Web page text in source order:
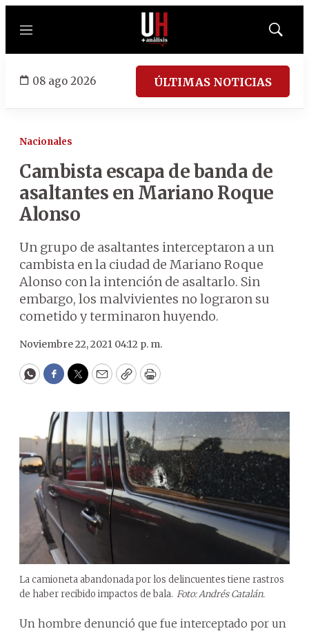
Menú
Mostrar
08 ago 2026 ÚLTIMAS NOTICIAS
Nacionales
Cambista escapa de banda de
asaltantes en Mariano Roque
Alonso
Un grupo de asaltantes interceptaron a un
cambista en la ciudad de Mariano Roque
Alonso con la intención de asaltarlo. Sin
embargo, los malvivientes no lograron su
cometido y terminaron huyendo.
Noviembre 22, 2021 04:12 p. m.
WhatsApp
Facebook
Twitter
EmailCopyPrint
La camioneta abandonada por los delincuentes tiene rastros
de haber recibido impactos de bala. Foto: Andrés Catalán.
Un hombre denunció que fue interceptado por un